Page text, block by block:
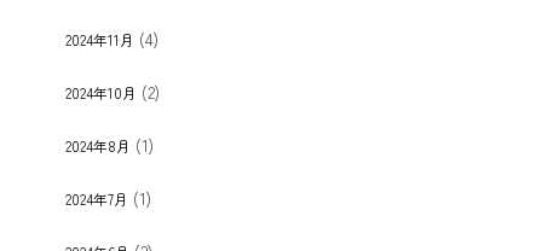
2024年11月 (4)
2024年10月 (2)
2024年8月 (1)
2024年7月 (1)